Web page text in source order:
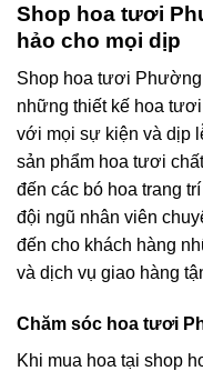
Shop hoa tươi
hảo cho mọi dịp
Shop hoa tươi
những thiết kế hoa
với mọi sự kiện và dịp
sản phẩm hoa tươi
đến các bó hoa trang
đội ngũ nhân viên
đến cho khách hàng
và dịch vụ giao hàng
Chăm sóc hoa tươi
Khi mua hoa tại shop